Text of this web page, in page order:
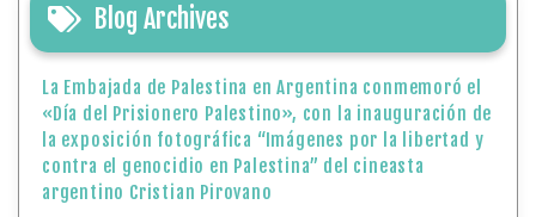
Blog Archives
La Embajada de Palestina en Argentina conmemoró el
«Día del Prisionero Palestino», con la inauguración de
la exposición fotográfica “Imágenes por la libertad y
contra el genocidio en Palestina” del cineasta
argentino Cristian Pirovano